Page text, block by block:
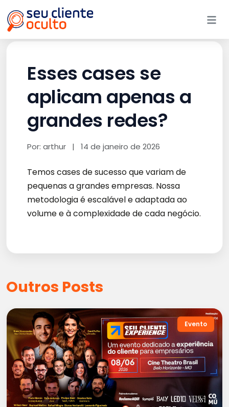
Esses cases se
aplicam apenas a
grandes redes?
Por: arthur | 14 de janeiro de 2026
Temos cases de sucesso que variam de
pequenas a grandes empresas. Nossa
metodologia é escalável e adaptada ao
volume e à complexidade de cada negócio.
Outros Posts
Evento